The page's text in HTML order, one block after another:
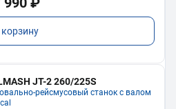
JT-2 260/225S
рейсмусовый станок с валом